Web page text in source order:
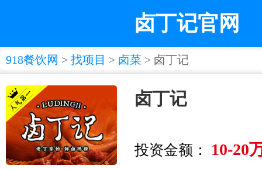
卤丁记官网
918餐饮网 > 找项目 > 卤菜 > 卤丁记
卤丁记
投资金额： 10-20